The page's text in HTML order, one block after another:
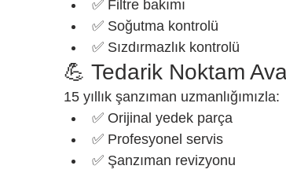
✅ Filtre bakımı
✅ Soğutma kontrolü
✅ Sızdırmazlık kontrolü
💪 Tedarik Noktam
15 yıllık şanzıman uzmanlığımızla:
✅ Orijinal yedek parça
✅ Profesyonel servis
✅ Şanzıman revizyonu